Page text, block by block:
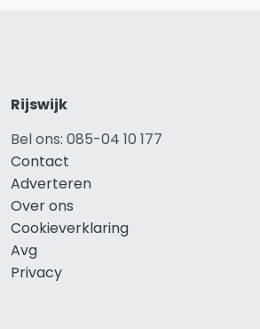
Rijswijk
Bel ons: 085-04 10 177
Contact
Adverteren
Over ons
Cookieverklaring
Avg
Privacy